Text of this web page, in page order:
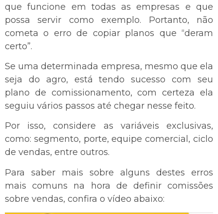
que funcione em todas as empresas e que
possa servir como exemplo. Portanto, não
cometa o erro de copiar planos que “deram
certo”.
Se uma determinada empresa, mesmo que ela
seja do agro, está tendo sucesso com seu
plano de comissionamento, com certeza ela
seguiu vários passos até chegar nesse feito.
Por isso, considere as variáveis exclusivas,
como: segmento, porte, equipe comercial, ciclo
de vendas, entre outros.
Para saber mais sobre alguns destes erros
mais comuns na hora de definir comissões
sobre vendas, confira o vídeo abaixo: